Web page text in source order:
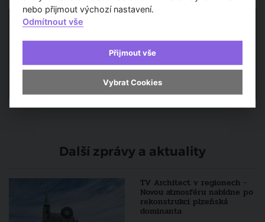
Další zprávy a aktuality
TV Architect v regionech -
Novou atmosféru nabídne po
rekonstrukci plzeňská
dominanta
nebo přijmout výchozí nastavení.
Odmítnout vše
Přijmout vše
Vybrat Cookies